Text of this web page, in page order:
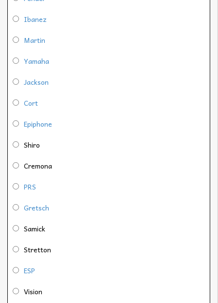
Ibanez
Martin
Yamaha
Jackson
Cort
Epiphone
Shiro
Cremona
PRS
Gretsch
Samick
Stretton
ESP
Vision